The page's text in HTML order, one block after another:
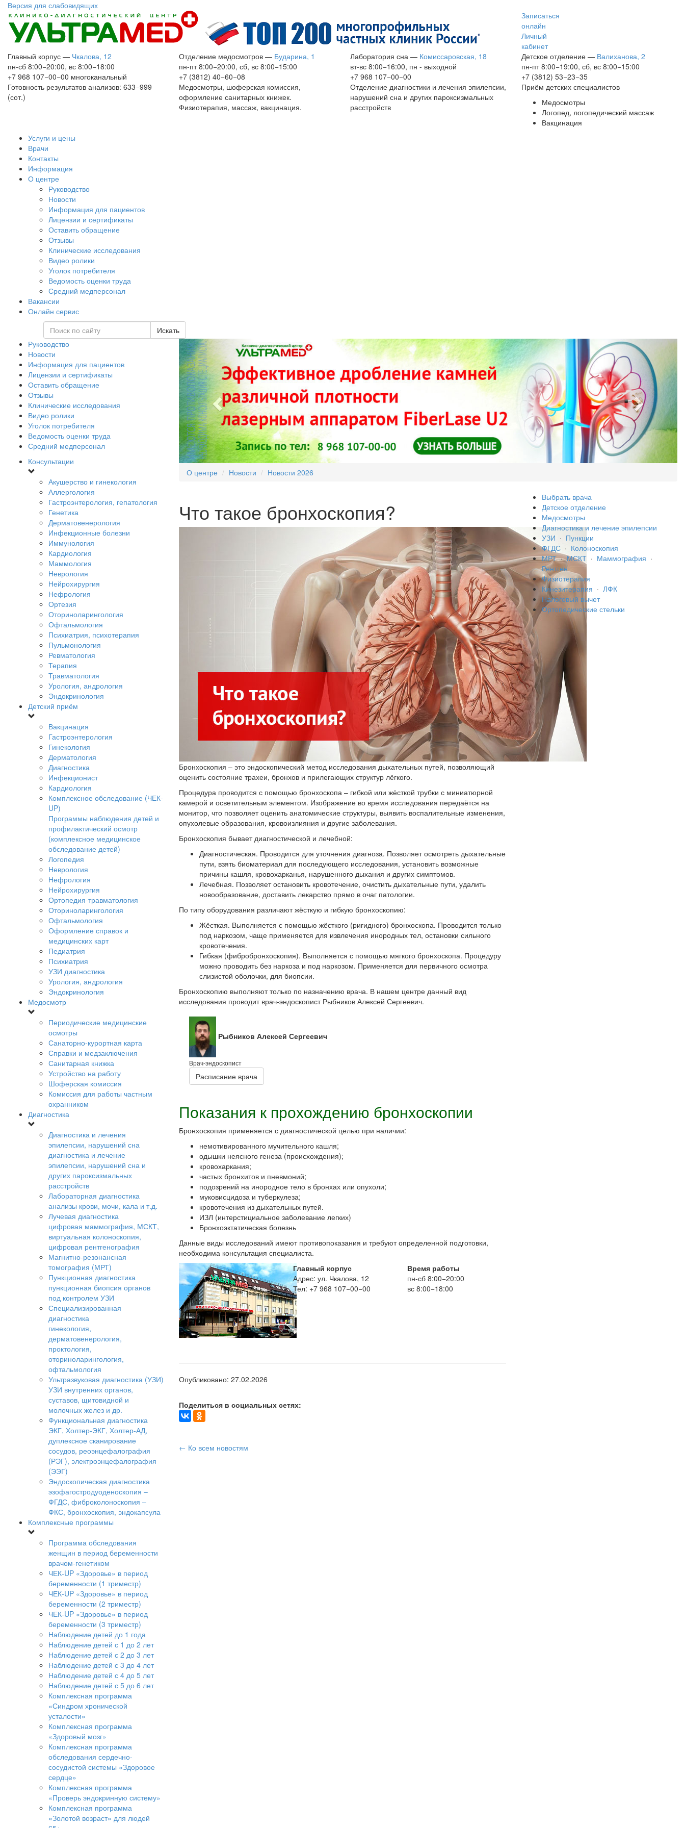
Версия для слабовидящих
Записаться
онлайн
Личный
кабинет
Главный корпус — Чкалова, 12
пн-сб 8:00−20:00, вс 8:00−18:00
+7 968 107−00−00 многоканальный
Готовность результатов анализов: 633−999
(сот.)
Отделение медосмотров — Бударина, 1
пн-пт 8:00−20:00, сб, вс 8:00−15:00
+7 (3812) 40−60−08
Медосмотры, шоферская комиссия,
оформление санитарных книжек.
Физиотерапия, массаж, вакцинация.
Лаборатория сна — Комиссаровская, 18
вт-вс 8:00−16:00, пн - выходной
+7 968 107−00−00
Отделение диагностики и лечения эпилепсии,
нарушений сна и других пароксизмальных
расстройств
Детское отделение — Валиханова, 2
пн-пт 8:00−19:00, сб, вс 8:00−15:00
+7 (3812) 53−23−35
Приём детских специалистов
Медосмотры
Логопед, логопедический массаж
Вакцинация
Услуги и цены
Врачи
Контакты
Информация
О центре
Руководство
Новости
Информация для пациентов
Лицензии и сертификаты
Оставить обращение
Отзывы
Клинические исследования
Видео ролики
Уголок потребителя
Ведомость оценки труда
Средний медперсонал
Вакансии
Онлайн сервис
Искать
Руководство
Новости
Информация для пациентов
Лицензии и сертификаты
Оставить обращение
Отзывы
Клинические исследования
Видео ролики
Уголок потребителя
Ведомость оценки труда
Средний медперсонал
Консультации
Акушерство и гинекология
Аллергология
Гастроэнтерология, гепатология
Генетика
Дерматовенерология
Инфекционные болезни
Иммунология
Кардиология
Маммология
Неврология
Нейрохирургия
Нефрология
Ортезия
Оториноларингология
Офтальмология
Психиатрия, психотерапия
Пульмонология
Ревматология
Терапия
Травматология
Урология, андрология
Эндокринология
Детский приём
Вакцинация
Гастроэнтерология
Гинекология
Дерматология
Диагностика
Инфекционист
Кардиология
Комплексное обследование (ЧЕК-
UP)
Программы наблюдения детей и
профилактический осмотр
(комплексное медицинское
обследование детей)
Логопедия
Неврология
Нефрология
Нейрохирургия
Ортопедия-травматология
Оториноларингология
Офтальмология
Оформление справок и
медицинских карт
Педиатрия
Психиатрия
УЗИ диагностика
Урология, андрология
Эндокринология
Медосмотр
Периодические медицинские
осмотры
Санаторно-курортная карта
Справки и медзаключения
Санитарная книжка
Устройство на работу
Шоферская комиссия
Комиссия для работы частным
охранником
Диагностика
Диагностика и лечения
эпилепсии, нарушений сна
диагностика и лечение
эпилепсии, нарушений сна и
других пароксизмальных
расстройств
Лабораторная диагностика
анализы крови, мочи, кала и т.д.
Лучевая диагностика
цифровая маммография, МСКТ,
виртуальная колоноскопия,
цифровая рентгенография
Магнитно-резонансная
томография (МРТ)
Пункционная диагностика
пункционная биопсия органов
под контролем УЗИ
Специализированная
диагностика
гинекология,
дерматовенерология,
проктология,
оториноларингология,
офтальмология
Ультразвуковая диагностика (УЗИ)
УЗИ внутренних органов,
суставов, щитовидной и
молочных желез и др.
Функциональная диагностика
ЭКГ, Холтер-ЭКГ, Холтер-АД,
дуплексное сканирование
сосудов, реоэнцефалография
(РЭГ), электроэнцефалография
(ЭЭГ)
Эндоскопическая диагностика
эзофагостродуоденоскопия –
ФГДС, фиброколоноскопия –
ФКС, бронхоскопия, эндокапсула
Комплексные программы
Программа обследования
женщин в период беременности
врачом-генетиком
ЧЕК-UP «Здоровье» в период
беременности (1 триместр)
ЧЕК-UP «Здоровье» в период
беременности (2 триместр)
ЧЕК-UP «Здоровье» в период
беременности (3 триместр)
Наблюдение детей до 1 года
Наблюдение детей с 1 до 2 лет
Наблюдение детей с 2 до 3 лет
Наблюдение детей с 3 до 4 лет
Наблюдение детей с 4 до 5 лет
Наблюдение детей с 5 до 6 лет
Комплексная программа
«Синдром хронической
усталости»
Комплексная программа
«Здоровый мозг»
Комплексная программа
обследования сердечно-
сосудистой системы «Здоровое
сердце»
Комплексная программа
«Проверь эндокринную систему»
Комплексная программа
«Золотой возраст» для людей
О центре Новости Новости 2026
Что такое бронхоскопия?
Бронхоскопия – это эндоскопический метод исследования дыхательных путей, позволяющий
оценить состояние трахеи, бронхов и прилегающих структур лёгкого.
Процедура проводится с помощью бронхоскопа – гибкой или жёсткой трубки с миниатюрной
камерой и осветительным элементом. Изображение во время исследования передаётся на
монитор, что позволяет оценить анатомические структуры, выявить воспалительные изменения,
опухолевые образования, кровоизлияния и другие заболевания.
Бронхоскопия бывает диагностической и лечебной:
Диагностическая. Проводится для уточнения диагноза. Позволяет осмотреть дыхательные
пути, взять биоматериал для последующего исследования, установить возможные
причины кашля, кровохарканья, нарушенного дыхания и других симптомов.
Лечебная. Позволяет остановить кровотечение, очистить дыхательные пути, удалить
новообразование, доставить лекарство прямо в очаг патологии.
По типу оборудования различают жёсткую и гибкую бронхоскопию:
Жёсткая. Выполняется с помощью жёсткого (ригидного) бронхоскопа. Проводится только
под наркозом, чаще применяется для извлечения инородных тел, остановки сильного
кровотечения.
Гибкая (фибробронхоскопия). Выполняется с помощью мягкого бронхоскопа. Процедуру
можно проводить без наркоза и под наркозом. Применяется для первичного осмотра
слизистой оболочки, для биопсии.
Бронхоскопию выполняют только по назначению врача. В нашем центре данный вид
исследования проводит врач-эндоскопист Рыбников Алексей Сергеевич.
Рыбников Алексей Сергеевич
Врач-эндоскопист
Расписание врача
Показания к прохождению бронхоскопии
Бронхоскопия применяется с диагностической целью при наличии:
немотивированного мучительного кашля;
одышки неясного генеза (происхождения);
кровохаркания;
частых бронхитов и пневмоний;
подозрений на инородное тело в бронхах или опухоли;
муковисцидоза и туберкулеза;
кровотечения из дыхательных путей.
ИЗЛ (интерстициальное заболевание легких)
Бронхоэктатическая болезнь
Данные виды исследований имеют противопоказания и требуют определенной подготовки,
необходима консультация специалиста.
Главный корпус
Адрес: ул. Чкалова, 12
Тел: +7 968 107−00−00
Время работы
пн-сб 8:00−20:00
вс 8:00−18:00
Опубликовано: 27.02.2026
Поделиться в социальных сетях:
← Ко всем новостям
Выбрать врача
Детское отделение
Медосмотры
Диагностика и лечение эпилепсии
УЗИ · Пункции
ФГДС · Колоноскопия
МРТ·МСКТ · Маммография ·
Рентген
Физиотерапия
Кинезитерапия · ЛФК
Налоговый вычет
Ортопедические стельки